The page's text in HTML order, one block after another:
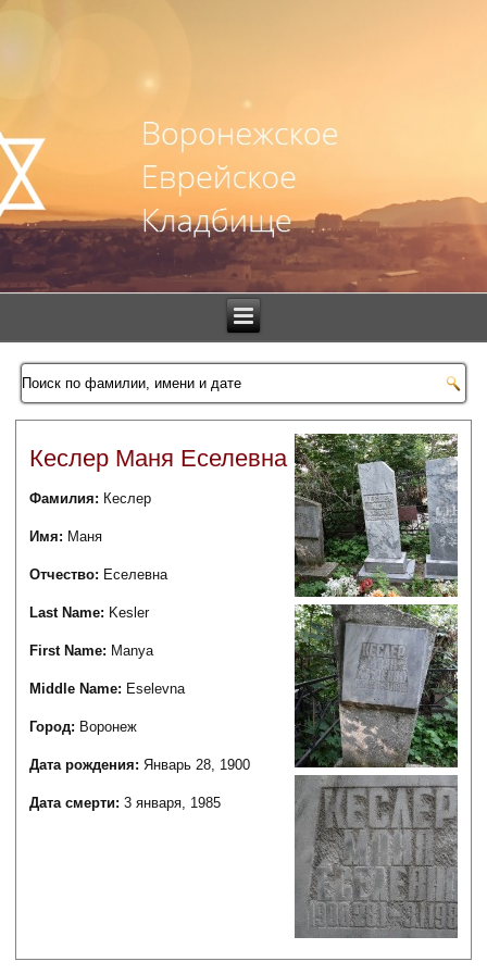
Кеслер Маня Еселевна
Фамилия: Кеслер
Имя: Маня
Отчество: Еселевна
Last Name: Kesler
First Name: Manya
Middle Name: Eselevna
Город: Воронеж
Дата рождения:Январь 28, 1900
Дата смерти:3 января, 1985